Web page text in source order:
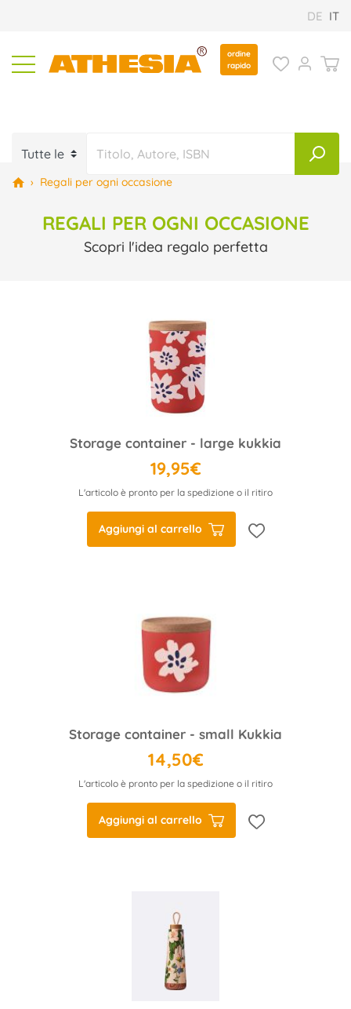
DE IT
ordine
rapido
› Regali per ogni occasione
REGALI PER OGNI OCCASIONE
Scopri l'idea regalo perfetta
Storage container - large kukkia
19,95€
L'articolo è pronto per la spedizione o il ritiro
Aggiungi al carrello
Storage container - small Kukkia
14,50€
L'articolo è pronto per la spedizione o il ritiro
Aggiungi al carrello